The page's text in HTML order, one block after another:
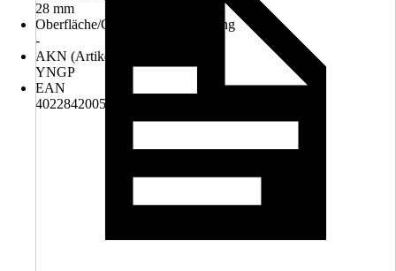
28 mm
Oberfläche/Oberflächenbehandlung
-
AKN (Artikelkurznummer)
YNGP
EAN
4022842005018